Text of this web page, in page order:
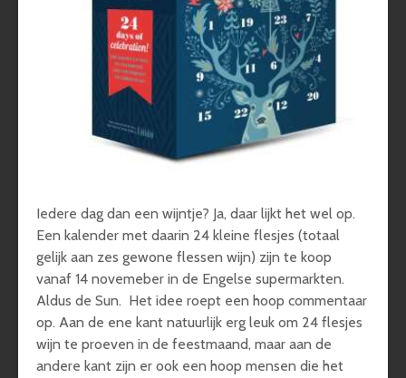
Iedere dag dan een wijntje? Ja, daar lijkt het wel op.
Een kalender met daarin 24 kleine flesjes (totaal
gelijk aan zes gewone flessen wijn) zijn te koop
vanaf 14 novemeber in de Engelse supermarkten.
Aldus de Sun. Het idee roept een hoop commentaar
op. Aan de ene kant natuurlijk erg leuk om 24 flesjes
wijn te proeven in de feestmaand, maar aan de
andere kant zijn er ook een hoop mensen die het